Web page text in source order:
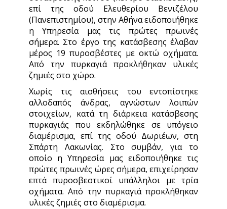
επί της οδού Ελευθερίου Βενιζέλου
(Πανεπιστημίου), στην Αθήνα ειδοποιήθηκε
η Υπηρεσία μας τις πρώτες πρωινές
σήμερα. Στο έργο της κατάσβεσης έλαβαν
μέρος 19 πυροσβέστες με οκτώ οχήματα.
Από την πυρκαγιά προκλήθηκαν υλικές
ζημιές στο χώρο.
Χωρίς τις αισθήσεις του εντοπίστηκε
αλλοδαπός άνδρας, αγνώστων λοιπών
στοιχείων, κατά τη διάρκεια κατάσβεσης
πυρκαγιάς που εκδηλώθηκε σε υπόγειο
διαμέρισμα, επί της οδού Δωριέων, στη
Σπάρτη Λακωνίας. Στο συμβάν, για το
οποίο η Υπηρεσία μας ειδοποιήθηκε τις
πρώτες πρωινές ώρες σήμερα, επιχείρησαν
επτά πυροσβεστικοί υπάλληλοι με τρία
οχήματα. Από την πυρκαγιά προκλήθηκαν
υλικές ζημιές στο διαμέρισμα.